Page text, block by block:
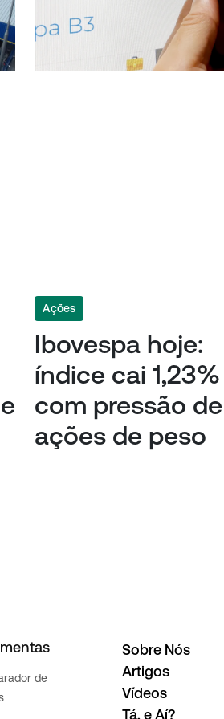
Ações
Ibovespa hoje:
índice cai 1,23%
com pressão de
ações de peso
de
Sobre Nós
Artigos
Vídeos
Tá, e Aí?